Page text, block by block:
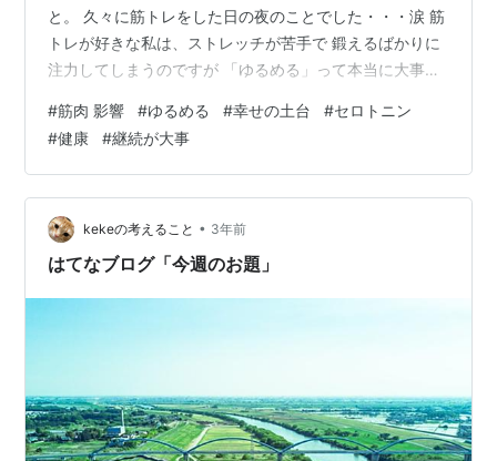
と。 久々に筋トレをした日の夜のことでした・・・涙 筋
トレが好きな私は、ストレッチが苦手で 鍛えるばかりに
注力してしまうのですが 「ゆるめる」って本当に大事で
な体がポカポカしてきました 全然血がうまく流れていな
いんだなと痛感 硬くなった筋肉のまま筋トレのような刺
激を与えるとさらに筋肉が緊張し、硬くなってしまう。
それが行き過ぎると痛みが出てきてしまうとのこと。 だ
から「ゆるめる」が必要 体のケアにももう少し力を入れ
ていきたいと思います まずは1か…
#筋肉 影響 #ゆるめる #幸せの土台 #セロトニン
#健康 #継続が大事
kekeの考えること • 3年前
はてなブログ「今週のお題」